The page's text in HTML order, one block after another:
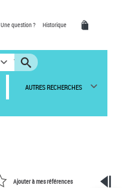
Une question ? Historique
AUTRES RECHERCHES
Ajouter à mes références